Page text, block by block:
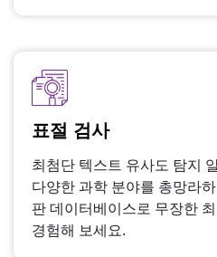
표절 검사
최첨단 텍스트 유사도 탐지
다양한 과학 분야를 총망라
판 데이터베이스로 무장한
경험해 보세요.